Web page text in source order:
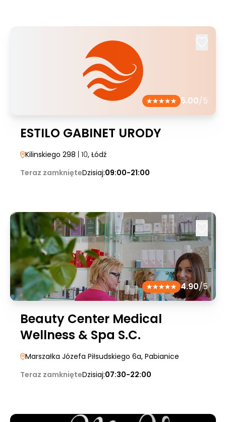
5.00/5
ESTILO GABINET URODY
Kilinskiego 298 | 10, Łódź
Teraz zamknięteDzisiaj:09:00-21:00
4.90/5
Beauty Center Medical
Wellness & Spa S.C.
Marszałka Józefa Piłsudskiego 6a, Pabianice
Teraz zamknięteDzisiaj:07:30-22:00